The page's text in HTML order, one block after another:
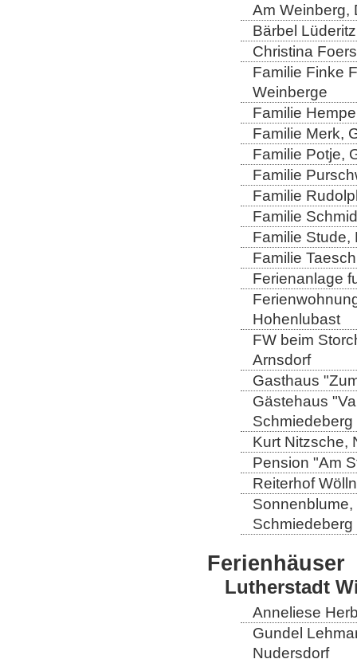
Am Weinberg,
Bärbel
Christina
Familie Finke
Weinberge
Familie
Familie Merk,
Familie Potje,
Familie
Familie
Familie
Familie Stude,
Familie
Ferienanlage
Hohenlubast
FW beim
Arnsdorf
Gasthaus
Gästehaus
Schmiedeberg
Kurt Nitzsche,
Pension "Am
Reiterhof
Sonnenblume,
Schmiedeberg
Ferienhäuser
Lutherstadt
Anneliese
Gundel
Nudersdorf